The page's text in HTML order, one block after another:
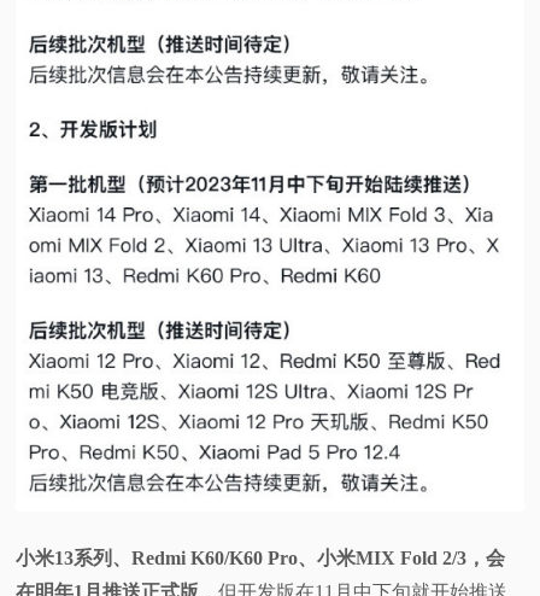
小米13系列、Redmi K60/K60 Pro、小米MIX Fold 2/3，会
在明年1月推送正式版 ，但开发版在11月中下旬就开始推送